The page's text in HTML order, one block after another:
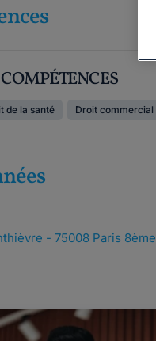
de la santé Droit commercial
- 75008 Paris 8ème